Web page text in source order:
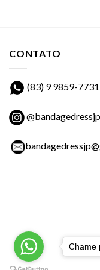
CONTATO
(83) 9 9859-7731
@bandagedressjp
Chame